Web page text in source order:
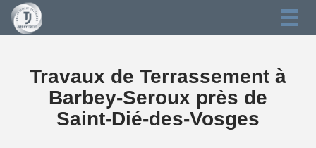
Travaux de Terrassement à
Barbey-Seroux près de
Saint-Dié-des-Vosges